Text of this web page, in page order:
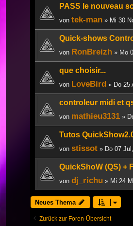
PASS le nouveau
von tek-man » Mi 30
Quick-shows
von RonBreizh » Mo
que choisir...
von LoveBird » Do 25
controleur midi et
von mathieu3131 »
Tutos
von stissot » Do 07
QuickShoW (QS) +
von dj_richu » Mi 24
Neues Thema
Zurück zur Foren-Übersicht